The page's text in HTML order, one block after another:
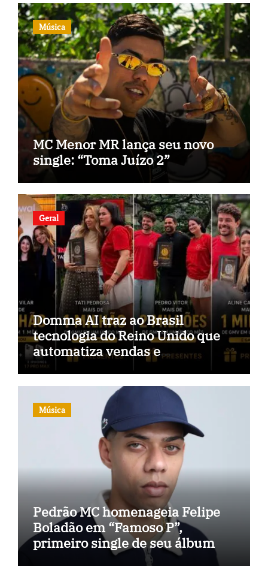
Música
MC Menor MR lança seu novo
single: “Toma Juízo 2”
Geral
Domma AI traz ao Brasil
tecnologia do Reino Unido que
automatiza vendas e
inteligência no TikTok Shop
Música
Pedrão MC homenageia Felipe
Boladão em “Famoso P”,
primeiro single de seu álbum